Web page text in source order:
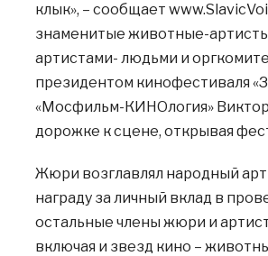
клык», – сообщает
знаменитые животные-
артистами- людьми и
президентом кинофестиваля
«Мосфильм-КИНОлогия»
дорожке к сцене, открывая
Жюри возглавлял народный
награду за личный вклад в
остальные члены жюри и
включая и звезд кино –